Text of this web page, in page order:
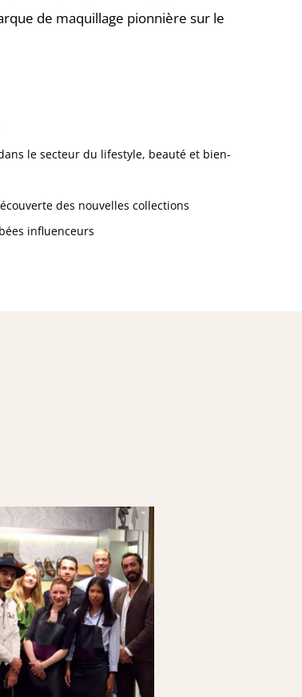
de maquillage pionnière sur le
le secteur du lifestyle, beauté et bien-
des nouvelles collections
influenceurs